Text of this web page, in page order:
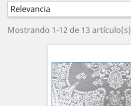
Relevancia
Mostrando 1-12 de 13 artículo(s)